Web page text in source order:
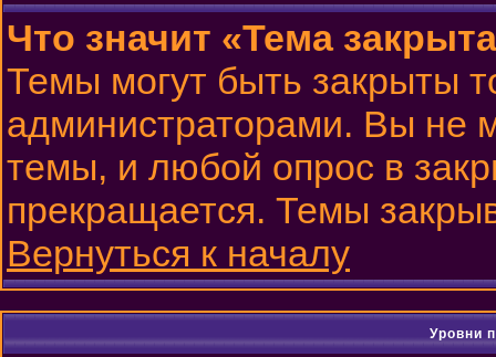
Что значит «Тема
Темы могут быть закрыты
администраторами. Вы не
темы, и любой опрос в
прекращается. Темы
Вернуться к началу
Уровни